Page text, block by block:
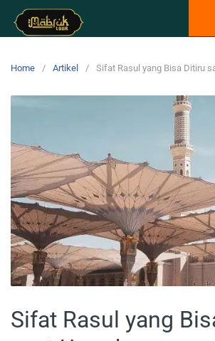
Home Artikel Sifat Rasul yang Bisa Ditiru
Sifat Rasul yang